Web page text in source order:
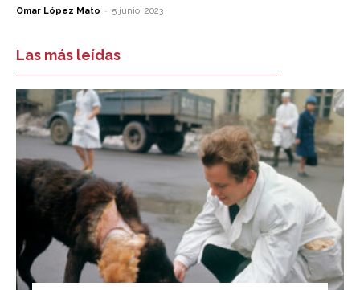
Omar López Mato - 5 junio, 2023
Las más leídas